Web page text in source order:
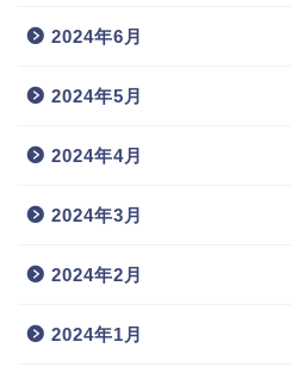
2024年6月
2024年5月
2024年4月
2024年3月
2024年2月
2024年1月